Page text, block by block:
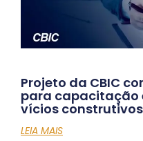
Projeto da CBIC
para capacitação
vícios construtivos
LEIA MAIS